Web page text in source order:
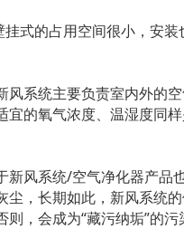
式的占用空间很小，安
系统主要负责室内外的
的氧气浓度、温湿度同
风系统/空气净化器产品
，长期如此，新风系统
，会成为“藏污纳垢”的污